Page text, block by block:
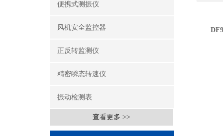
便携式测振仪
风机安全监控器
正反转监测仪
精密瞬态转速仪
振动检测表
查看更多 >>